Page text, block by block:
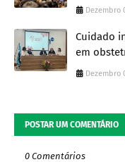
Dezembro
Cuidado
em
Dezembro
POSTAR UM COMENTÁRIO
0 Comentários